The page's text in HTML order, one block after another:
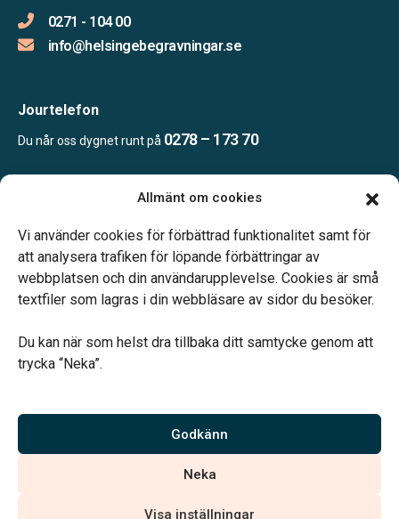
Allmänt om cookies
Vi använder cookies för förbättrad funktionalitet samt för
att analysera trafiken för löpande förbättringar av
webbplatsen och din användarupplevelse. Cookies är små
textfiler som lagras i din webbläsare av sidor du besöker.
Du kan när som helst dra tillbaka ditt samtycke genom att
trycka “Neka”.
Godkänn
Neka
Visa inställningar
0271 - 104 00
info@helsingebegravningar.se
Jourtelefon
Du når oss dygnet runt på 0278 – 173 70
Kontoret bemannas enligt telefonöverenskommelse
Vårt systerbolag Verahill hjälper dig med familjejuridiken –
Vi är auktoriserade av Sveriges Begravningsbyråers Förbund och
har högt ställda krav på utbildning, kvalitet, miljö och arbetsmiljö.